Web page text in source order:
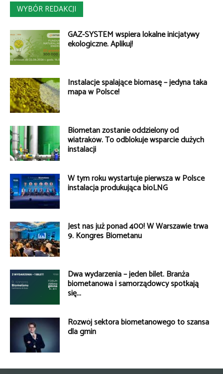
WYBÓR REDAKCJI
GAZ-SYSTEM wspiera lokalne inicjatywy
ekologiczne. Aplikuj!
Instalacje spalające biomasę – jedyna taka
mapa w Polsce!
Biometan zostanie oddzielony od
wiatraków. To odblokuje wsparcie dużych
instalacji
W tym roku wystartuje pierwsza w Polsce
instalacja produkująca bioLNG
Jest nas już ponad 400! W Warszawie trwa
9. Kongres Biometanu
Dwa wydarzenia – jeden bilet. Branża
biometanowa i samorządowcy spotkają
się...
Rozwój sektora biometanowego to szansa
dla gmin